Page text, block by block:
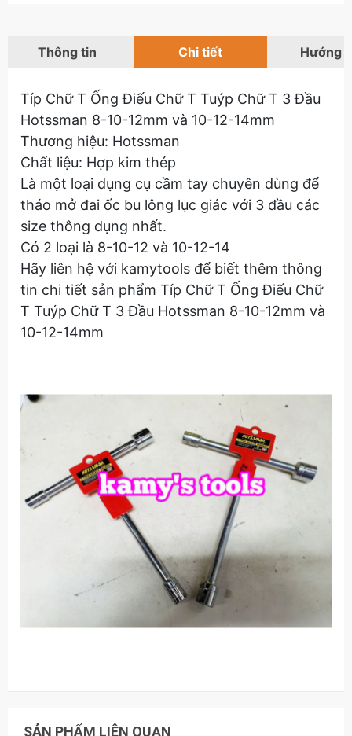
Thông tin Chi tiết Hướng
Típ Chữ T Ống Điếu Chữ T Tuýp Chữ T 3 Đầu
Hotssman 8-10-12mm và 10-12-14mm
Thương hiệu: Hotssman
Chất liệu: Hợp kim thép
Là một loại dụng cụ cầm tay chuyên dùng để
tháo mở đai ốc bu lông lục giác với 3 đầu các
size thông dụng nhất.
Có 2 loại là 8-10-12 và 10-12-14
Hãy liên hệ với kamytools để biết thêm thông
tin chi tiết sản phẩm Típ Chữ T Ống Điếu Chữ
T Tuýp Chữ T 3 Đầu Hotssman 8-10-12mm và
10-12-14mm
SẢN PHẨM LIÊN QUAN